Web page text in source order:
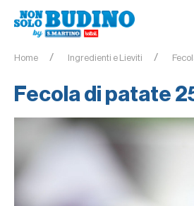
Home Ingredienti e Lieviti
Fecola di patate